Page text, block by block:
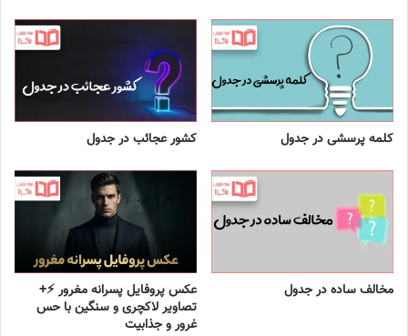
کلمه پرسشی در جدول کشور عجائب در جدول
مخالف ساده در جدول
عکس پروفایل پسرانه مغرور ⚡+
تصاویر لاکچری و سنگین با حس
غرور و جذابیت